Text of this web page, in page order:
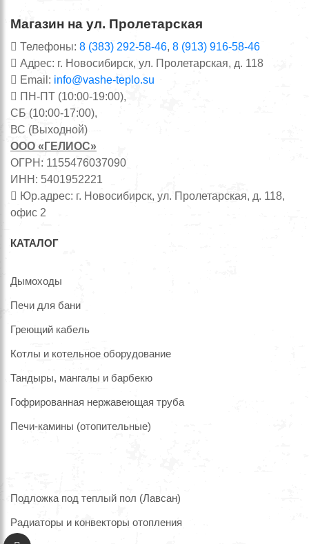
Магазин на ул. Пролетарская
Телефоны: 8 (383) 292-58-46, 8 (913) 916-58-46
Адрес: г. Новосибирск, ул. Пролетарская, д. 118
Email: info@vashe-teplo.su
ПН-ПТ (10:00-19:00),
СБ (10:00-17:00),
ВС (Выходной)
ООО «ГЕЛИОС»
ОГРН: 1155476037090
ИНН: 5401952221
Юр.адрес: г. Новосибирск, ул. Пролетарская, д. 118,
офис 2
КАТАЛОГ
Дымоходы
Печи для бани
Греющий кабель
Котлы и котельное оборудование
Тандыры, мангалы и барбекю
Гофрированная нержавеющая труба
Печи-камины (отопительные)
Подложка под теплый пол (Лавсан)
Радиаторы и конвекторы отопления